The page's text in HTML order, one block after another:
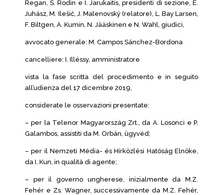
Regan, S. Rodin e I. Jarukaitis, presidenti di sezione, E.
Juhász, M. Ilešič, J. Malenovský (relatore), L. Bay Larsen,
F. Biltgen, A. Kumin, N. Jääskinen e N. Wahl, giudici,
avvocato generale: M. Campos Sánchez-Bordona
cancelliere: I. Illéssy, amministratore
vista la fase scritta del procedimento e in seguito
all’udienza del 17 dicembre 2019,
considerate le osservazioni presentate:
– per la Telenor Magyarország Zrt., da A. Losonci e P.
Galambos, assistiti da M. Orbán, ügyvéd;
– per il Nemzeti Média- és Hírközlési Hatóság Elnöke,
da I. Kun, in qualità di agente;
– per il governo ungherese, inizialmente da M.Z.
Fehér e Zs. Wagner, successivamente da M.Z. Fehér,